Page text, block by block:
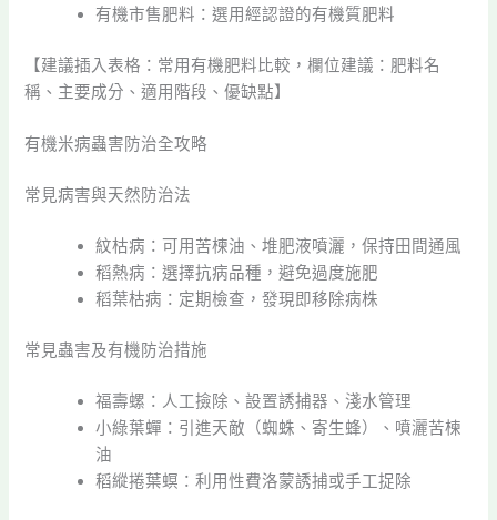
有機市售肥料：選用經認證的有機質肥料
【建議插入表格：常用有機肥料比較，欄位建議：肥料名
稱、主要成分、適用階段、優缺點】
有機米病蟲害防治全攻略
常見病害與天然防治法
紋枯病：可用苦楝油、堆肥液噴灑，保持田間通風
稻熱病：選擇抗病品種，避免過度施肥
稻葉枯病：定期檢查，發現即移除病株
常見蟲害及有機防治措施
福壽螺：人工撿除、設置誘捕器、淺水管理
小綠葉蟬：引進天敵（蜘蛛、寄生蜂）、噴灑苦楝
油
稻縱捲葉螟：利用性費洛蒙誘捕或手工捉除